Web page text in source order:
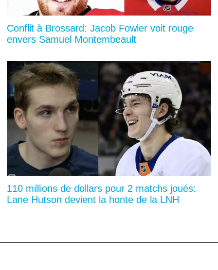
Conflit à Brossard: Jacob Fowler voit rouge
envers Samuel Montembeault
110 millions de dollars pour 2 matchs joués:
Lane Hutson devient la honte de la LNH